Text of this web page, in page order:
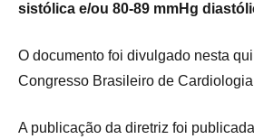
sistólica e/ou 80-89 mmHg
O documento foi divulgado nesta
Congresso Brasileiro de
A publicação da diretriz foi